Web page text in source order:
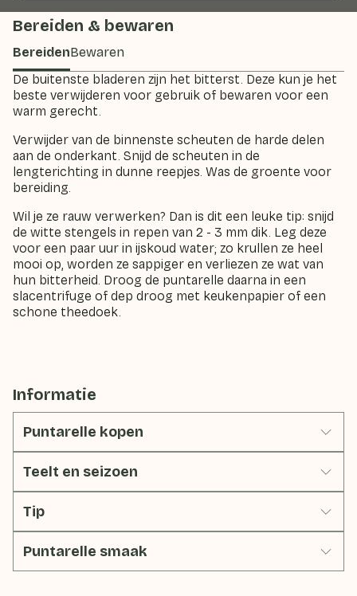
Bereiden & bewaren
BereidenBewaren
De buitenste bladeren zijn het bitterst. Deze kun je het
beste verwijderen voor gebruik of bewaren voor een
warm gerecht.
Verwijder van de binnenste scheuten de harde delen
aan de onderkant. Snijd de scheuten in de
lengterichting in dunne reepjes. Was de groente voor
bereiding.
Wil je ze rauw verwerken? Dan is dit een leuke tip: snijd
de witte stengels in repen van 2 - 3 mm dik. Leg deze
voor een paar uur in ijskoud water; zo krullen ze heel
mooi op, worden ze sappiger en verliezen ze wat van
hun bitterheid. Droog de puntarelle daarna in een
slacentrifuge of dep droog met keukenpapier of een
schone theedoek.
Informatie
Puntarelle kopen
Teelt en seizoen
Tip
Puntarelle smaak